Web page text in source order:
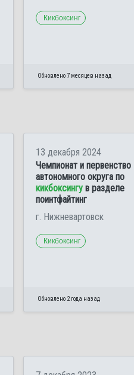
Кикбоксинг
Обновлено 7 месяцев назад
13 декабря 2024
Чемпионат и первенство
автономного округа по
кикбоксингу в разделе
поинтфайтинг
г. Нижневартовск
Кикбоксинг
Обновлено 2 года назад